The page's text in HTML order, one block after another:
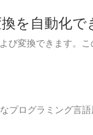
を自動化で
び変換できます。
プログラミング言